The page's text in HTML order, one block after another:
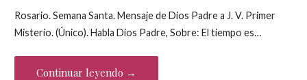
Rosario. Semana Santa. Mensaje de Dios Padre a J. V. Primer
Misterio. (Único). Habla Dios Padre, Sobre: El tiempo es…
Continuar leyendo →